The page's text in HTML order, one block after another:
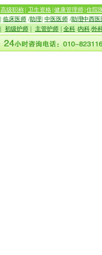
高级职称 卫生资格 健康管理师 住院
临床医师 /助理 中医医师 /助理|中西医
初级护师 主管护师 全科 /内科/外